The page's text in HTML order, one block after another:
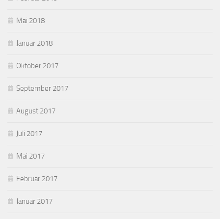
Mai 2018
Januar 2018
Oktober 2017
September 2017
August 2017
Juli 2017
Mai 2017
Februar 2017
Januar 2017